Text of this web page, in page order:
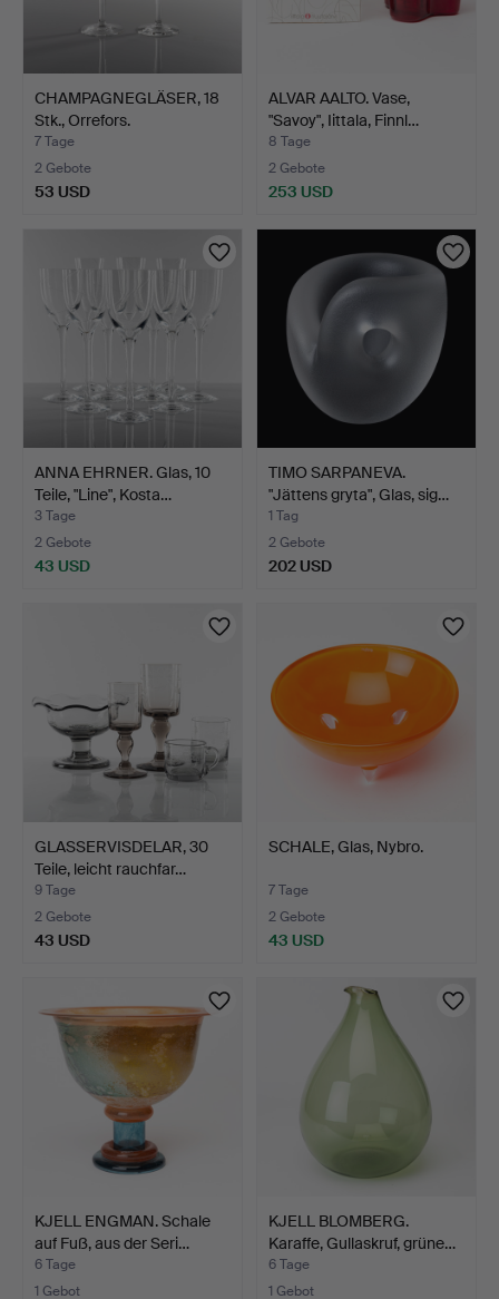
CHAMPAGNEGLÄSER, 18
Stk., Orrefors.
7 Tage
2 Gebote
53 USD
ALVAR AALTO. Vase,
"Savoy", Iittala, Finnl…
8 Tage
2 Gebote
253 USD
ANNA EHRNER. Glas, 10
Teile, "Line", Kosta…
3 Tage
2 Gebote
43 USD
TIMO SARPANEVA.
"Jättens gryta", Glas, sig…
1 Tag
2 Gebote
202 USD
GLASSERVISDELAR, 30
Teile, leicht rauchfar…
9 Tage
2 Gebote
43 USD
SCHALE, Glas, Nybro.
7 Tage
2 Gebote
43 USD
KJELL ENGMAN. Schale
auf Fuß, aus der Seri…
6 Tage
1 Gebot
KJELL BLOMBERG.
Karaffe, Gullaskruf, grüne…
6 Tage
1 Gebot